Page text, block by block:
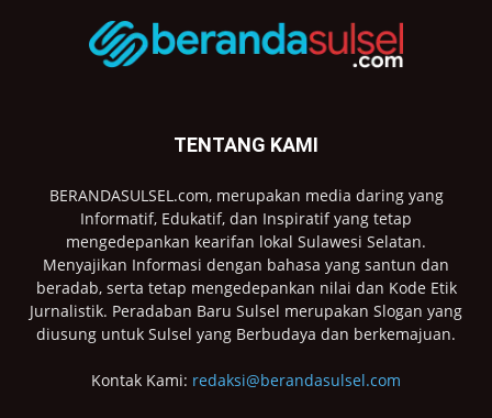
TENTANG KAMI
BERANDASULSEL.com, merupakan media daring yang
Informatif, Edukatif, dan Inspiratif yang tetap
mengedepankan kearifan lokal Sulawesi Selatan.
Menyajikan Informasi dengan bahasa yang santun dan
beradab, serta tetap mengedepankan nilai dan Kode Etik
Jurnalistik. Peradaban Baru Sulsel merupakan Slogan yang
diusung untuk Sulsel yang Berbudaya dan berkemajuan.
Kontak Kami: redaksi@berandasulsel.com